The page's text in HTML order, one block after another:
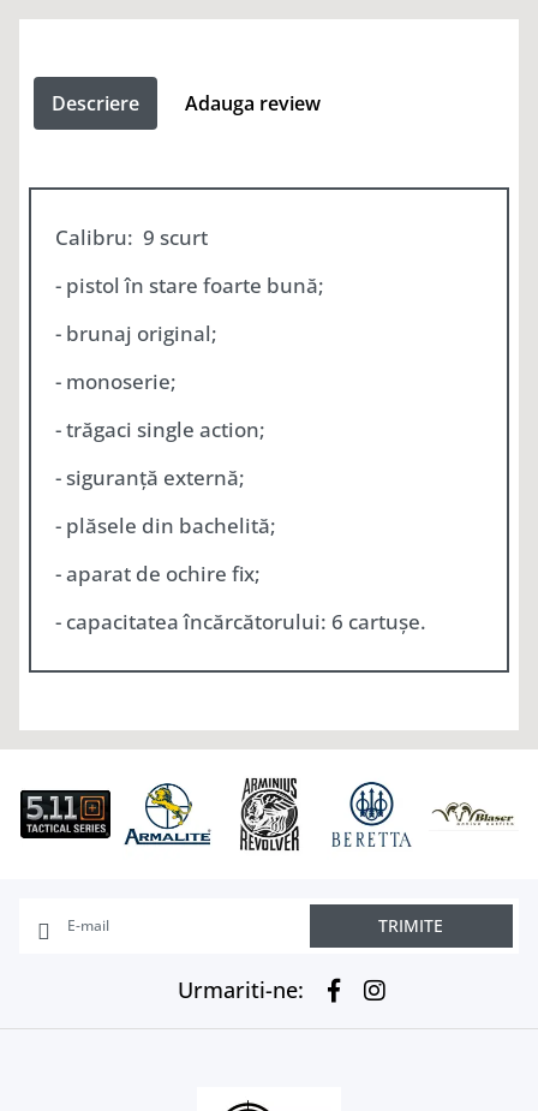
Descriere Adauga review
Calibru: 9 scurt
- pistol în stare foarte bună;
- brunaj original;
- monoserie;
- trăgaci single action;
- siguranță externă;
- plăsele din bachelită;
- aparat de ochire fix;
- capacitatea încărcătorului: 6 cartușe.
TRIMITE
Urmariti-ne: